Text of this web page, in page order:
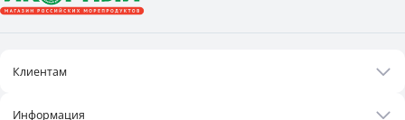
Клиентам
Информация